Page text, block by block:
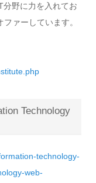
野に力を入れてお
ァーしています。
Technology
technology-
web-